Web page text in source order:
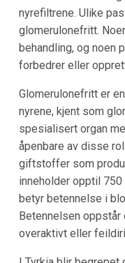
nyrefiltrene. Ulike
glomerulonefritt.
behandling, og noen
forbedrer eller
Glomerulonefritt er
nyrene, kjent som
spesialisert organ
åpenbare av disse
giftstoffer som
inneholder opptil
betyr betennelse i
Betennelsen
overaktivt eller